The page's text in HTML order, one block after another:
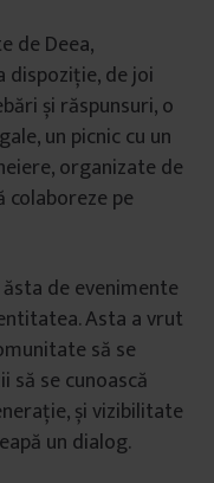
de Deea,
dispoziție, de joi
și răspunsuri, o
un picnic cu un
organizate de
colaboreze pe
de evenimente
Asta a vrut
să se
să se cunoască
și vizibilitate
un dialog.